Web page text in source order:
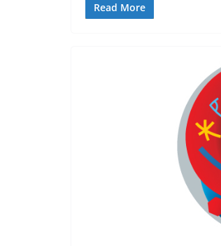
Read More